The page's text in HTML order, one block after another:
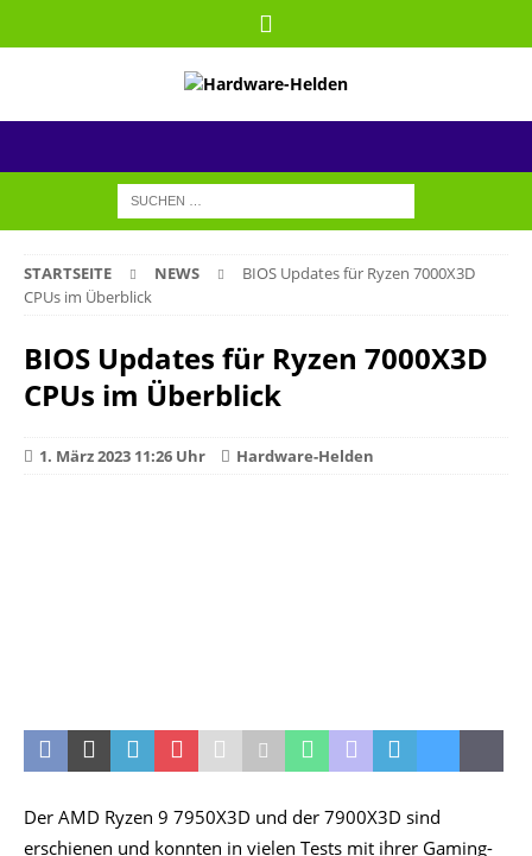
STARTSEITE NEWS
BIOS Updates für Ryzen 7000X3D
CPUs im Überblick
BIOS Updates für Ryzen 7000X3D
CPUs im Überblick
1. März 2023 11:26 Uhr Hardware-Helden
Der AMD Ryzen 9 7950X3D und der 7900X3D sind
erschienen und konnten in vielen Tests mit ihrer Gaming-